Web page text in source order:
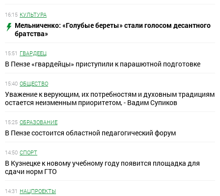
16:15 КУЛЬТУРА
Мельниченко: «Голубые береты» стали голосом десантного
братства»
15:51 ГВАРДЕЕЦ
В Пензе «гвардейцы» приступили к парашютной подготовке
15:40 ОБЩЕСТВО
Уважение к верующим, их потребностям и духовным традициям
остается неизменным приоритетом, - Вадим Супиков
15:25 ОБРАЗОВАНИЕ
В Пензе состоится областной педагогический форум
14:50 СПОРТ
В Кузнецке к новому учебному году появится площадка для
сдачи норм ГТО
14:31 НАЦПРОЕКТЫ